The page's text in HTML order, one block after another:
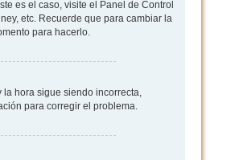
es el caso, visite el Panel de Control
etc. Recuerde que para cambiar la
para hacerlo.
hora sigue siendo incorrecta,
para corregir el problema.